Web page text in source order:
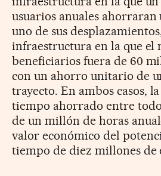
usuarios anuales ahorraran
uno de sus
infraestructura en la que el
beneficiarios fuera de 60
con un ahorro unitario de
trayecto. En ambos casos,
tiempo ahorrado entre
de un millón de horas
valor económico del
tiempo de diez millones de